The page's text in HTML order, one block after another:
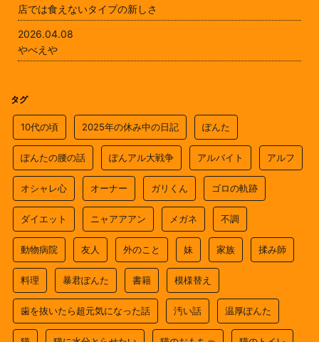
店では食えないタイプの新しさ
2026.04.08
やべえや
タグ
10代の頃 2025年の休み中の日記 ぽんた
ぽんたの腰の話 ぽんアル大戦争 アルバイト アルフ
オシャレ心 オーナー ガリくん ゴロの軌跡
ダイエット ニャアアアン メガネ 不調
動物病院 友人 外のこと 妹 家族 揉み師
料理 暴君ぽんた 書籍 模様替え
歯を抜いたら超元気になった話 汚い話 温厚ぽんた